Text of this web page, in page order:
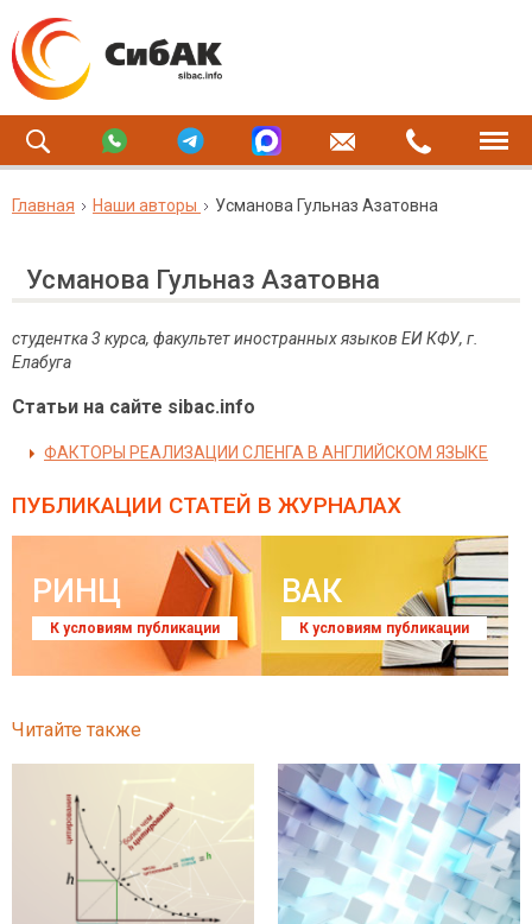
Главная Наши авторы Усманова Гульназ Азатовна
Усманова Гульназ Азатовна
студентка 3 курса, факультет иностранных языков ЕИ КФУ, г.
Елабуга
Статьи на сайте sibac.info
ФАКТОРЫ РЕАЛИЗАЦИИ СЛЕНГА В АНГЛИЙСКОМ ЯЗЫКЕ
ПУБЛИКАЦИИ СТАТЕЙ В ЖУРНАЛАХ
РИНЦ
К условиям публикации
ВАК
К условиям публикации
Читайте также